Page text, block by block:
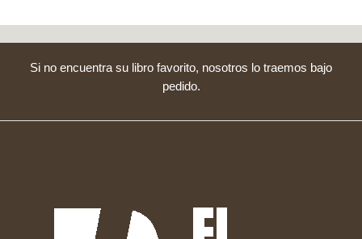
Si no encuentra su libro favorito, nosotros lo traemos bajo
pedido.